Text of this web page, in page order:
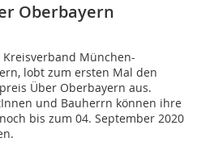
Oberbayern
Kreisverband München-
lobt zum ersten Mal den
Über Oberbayern aus.
und Bauherrn können ihre
bis zum 04. September 2020